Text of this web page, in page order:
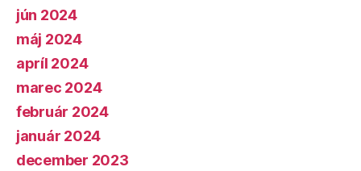
jún 2024
máj 2024
apríl 2024
marec 2024
február 2024
január 2024
december 2023